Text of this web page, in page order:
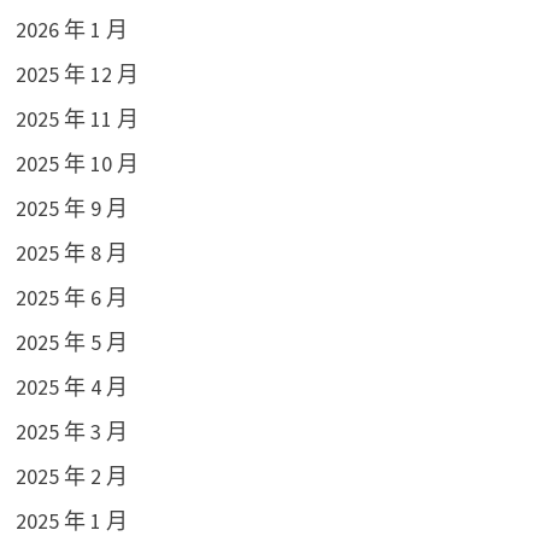
2026 年 1 月
2025 年 12 月
2025 年 11 月
2025 年 10 月
2025 年 9 月
2025 年 8 月
2025 年 6 月
2025 年 5 月
2025 年 4 月
2025 年 3 月
2025 年 2 月
2025 年 1 月